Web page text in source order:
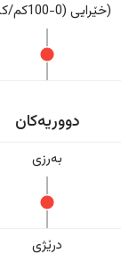
(خێرایی (0-100کم/کاژێر
دووریەکان
بەرزی
درێژی